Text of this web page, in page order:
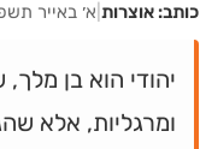
כותב: אוצרות א׳ באייר
יהודי הוא בן מלך,
ומרגליות, אלא